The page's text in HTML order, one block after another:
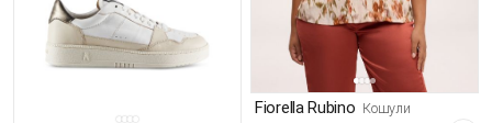
Fiorella Rubino Кошули